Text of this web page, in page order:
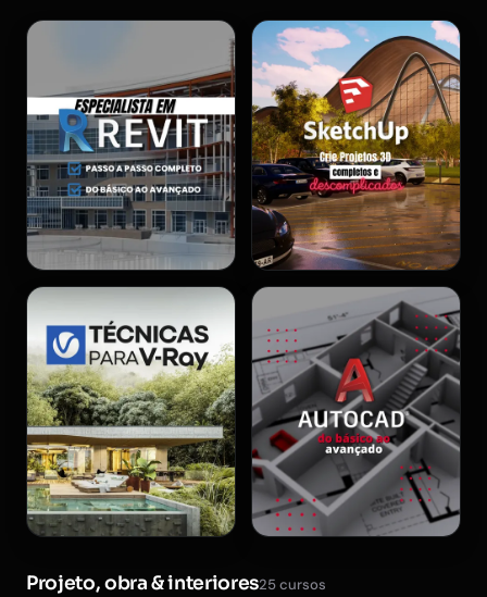
Projeto, obra & interiores25 cursos